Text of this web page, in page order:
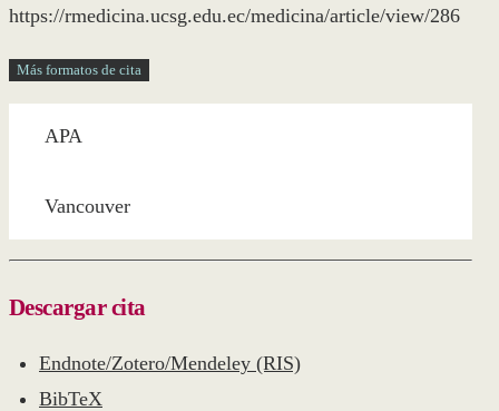
https://rmedicina.ucsg.edu.ec/medicina/article/view/286
Más formatos de cita
APA
Vancouver
Descargar cita
Endnote/Zotero/Mendeley (RIS)
BibTeX